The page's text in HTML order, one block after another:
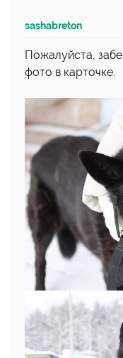
sashabreton
Пожалуйста,
фото в карточке.